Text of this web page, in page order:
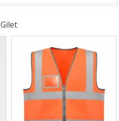
Gilet